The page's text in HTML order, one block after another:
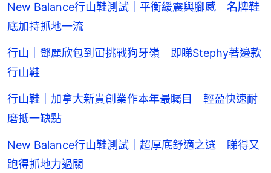
New Balance行山鞋測試｜平衡緩震與腳感 名牌鞋
底加持抓地一流
行山｜鄧麗欣包到冚挑戰狗牙嶺 即睇Stephy著邊款
行山鞋
行山鞋｜加拿大新貴創業作本年最矚目 輕盈快速耐
磨抵一缺點
New Balance行山鞋測試｜超厚底舒適之選 睇得又
跑得抓地力過關